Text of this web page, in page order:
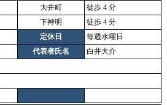
大井町
徒歩 4 分
下神明
徒歩 4 分
定休日
毎週水曜日
代表者氏名
白井大介